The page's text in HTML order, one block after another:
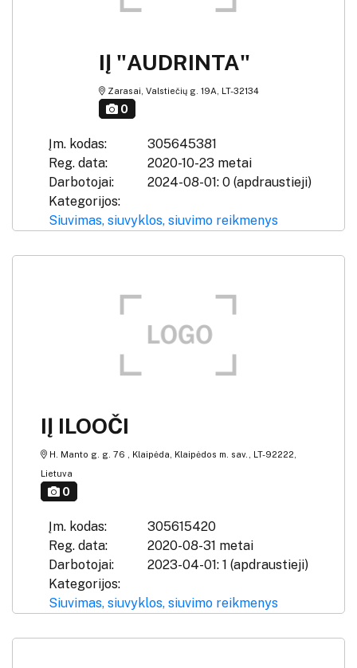
IĮ "AUDRINTA"
Zarasai, Valstiečių g. 19A, LT-32134
0
Įm. kodas:
305645381
Reg. data:
2020-10-23 metai
Darbotojai:
2024-08-01: 0 (apdraustieji)
Kategorijos:
Siuvimas, siuvyklos, siuvimo reikmenys
IĮ ILOOČI
H. Manto g. g. 76 , Klaipėda, Klaipėdos m. sav., LT-92222,
Lietuva
0
Įm. kodas:
305615420
Reg. data:
2020-08-31 metai
Darbotojai:
2023-04-01: 1 (apdraustieji)
Kategorijos:
Siuvimas, siuvyklos, siuvimo reikmenys